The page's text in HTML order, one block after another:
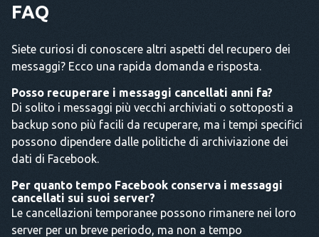
FAQ
Siete curiosi di conoscere altri aspetti del recupero dei
messaggi? Ecco una rapida domanda e risposta.
Posso recuperare i messaggi cancellati anni fa?
Di solito i messaggi più vecchi archiviati o sottoposti a
backup sono più facili da recuperare, ma i tempi specifici
possono dipendere dalle politiche di archiviazione dei
dati di Facebook.
Per quanto tempo Facebook conserva i messaggi
cancellati sui suoi server?
Le cancellazioni temporanee possono rimanere nei loro
server per un breve periodo, ma non a tempo